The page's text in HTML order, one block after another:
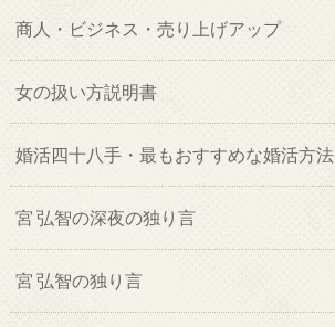
商人・ビジネス・売り上げアップ
女の扱い方説明書
婚活四十八手・最もおすすめな婚活方法
宮 弘智の深夜の独り言
宮 弘智の独り言